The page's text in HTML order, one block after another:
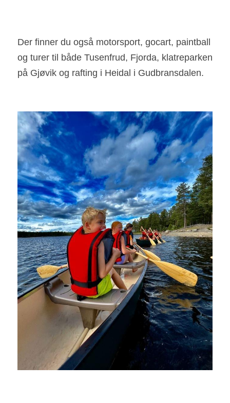
Der finner du også motorsport, gocart, paintball
og turer til både Tusenfrud, Fjorda, klatreparken
på Gjøvik og rafting i Heidal i Gudbransdalen.